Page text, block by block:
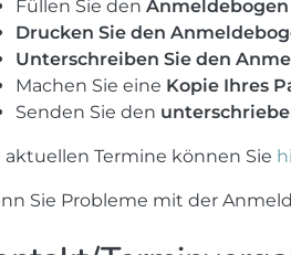
Füllen Sie den Anmeldebogen
Drucken Sie den
Unterschreiben Sie den
Machen Sie eine Kopie Ihres
Senden Sie den
aktuellen Termine können Sie
Sie Probleme mit der